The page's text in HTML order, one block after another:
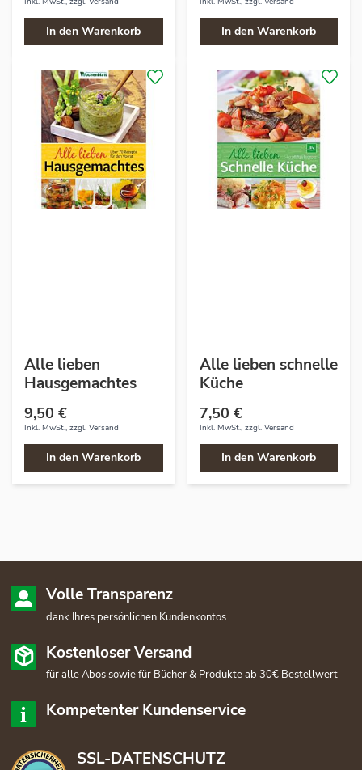
In den Warenkorb In den Warenkorb
Alle lieben
Hausgemachtes
9,50 €
Inkl. MwSt., zzgl. Versand
In den Warenkorb
Alle lieben schnelle
Küche
7,50 €
Inkl. MwSt., zzgl. Versand
In den Warenkorb
Volle Transparenz
dank Ihres persönlichen Kundenkontos
Kostenloser Versand
für alle Abos sowie für Bücher & Produkte ab 30€ Bestellwert
Kompetenter Kundenservice
SSL-DATENSCHUTZ